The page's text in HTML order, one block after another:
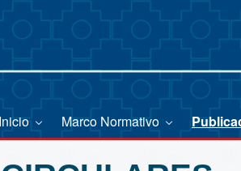
Inicio Marco Normativo